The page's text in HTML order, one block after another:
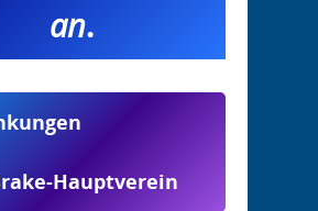
an.
Hauptverein